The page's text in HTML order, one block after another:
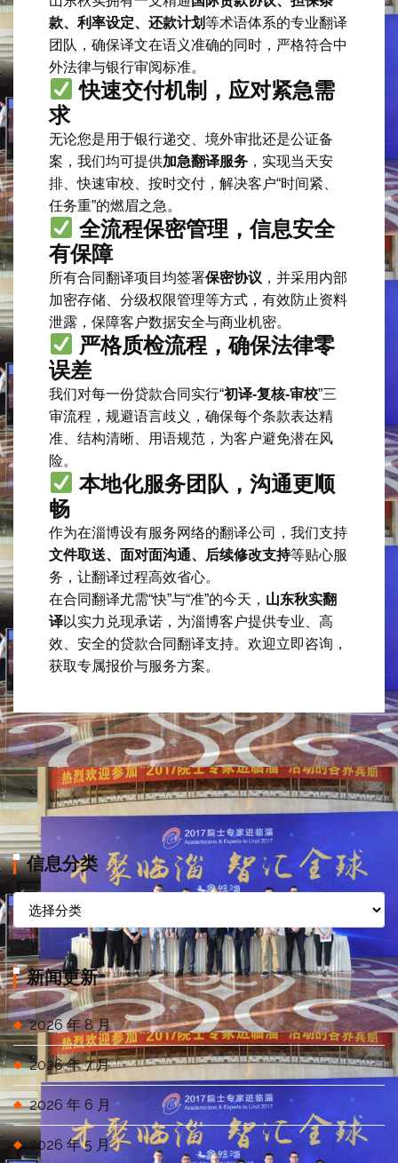
款、利率设定、还款计划等术语体系的专业翻译
团队，确保译文在语义准确的同时，严格符合中
外法律与银行审阅标准。
快速交付机制，应对紧急需
求
无论您是用于银行递交、境外审批还是公证备
案，我们均可提供加急翻译服务 ，实现当天安
排、快速审校、按时交付，解决客户“时间紧、
任务重”的燃眉之急。
全流程保密管理，信息安全
有保障
所有合同翻译项目均签署保密协议 ，并采用内部
加密存储、分级权限管理等方式，有效防止资料
泄露，保障客户数据安全与商业机密。
严格质检流程，确保法律零
误差
我们对每一份贷款合同实行“初译-复核-审校”三
审流程，规避语言歧义，确保每个条款表达精
准、结构清晰、用语规范，为客户避免潜在风
险。
本地化服务团队，沟通更顺
畅
作为在淄博设有服务网络的翻译公司，我们支持
文件取送、面对面沟通、后续修改支持等贴心服
务，让翻译过程高效省心。
在合同翻译尤需“快”与“准”的今天， 山东秋实翻
译以实力兑现承诺，为淄博客户提供专业、高
效、安全的贷款合同翻译支持。欢迎立即咨询，
获取专属报价与服务方案。
信息分类
信
息
类新闻更新
2026 年 8 月
2026 年 7 月
2026 年 6 月
2026 年 5 月